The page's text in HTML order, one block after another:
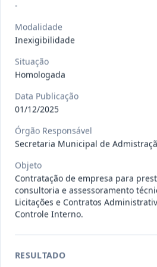
027/2026
Pregão
Situação:
025/2026
Pregão
Eletrônico
CONTRATAÇÃO
LOCAÇÃO...
Situação:
Em Andamento
-
Modalidade
Inexigibilidade
Situação
Homologada
Data Publicação
01/12/2025
Órgão Responsável
Secretaria Municipal de
Objeto
Contratação de empresa para
consultoria e assessoramento
Licitações e Contratos
Controle Interno.
RESULTADO